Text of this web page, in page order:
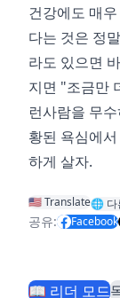
건강에도 매
다는 것은 정
라도 있으면
지면 "조금만
런사람을 무
황된 욕심에
하게 살자.
🇺🇸 Translate🌐
공유: Facebook
📖 리더 모드